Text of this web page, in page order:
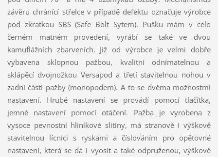
závěru chránící střelce v případě defektu označuje výrobce
pod zkratkou SBS (Safe Bolt Sytem). Pušku mám v celo
černém matném provedení, vyrábí se také ve dvou
kamuflážních zbarveních. Již od výrobce je velmi dobře
vybavena sklopnou pažbou, kvalitní odnímatelnou a
sklápěcí dvojnožkou Versapod a třetí stavitelnou nohou v
zadní části pažby (monopodem). A to se dvěma možnostmi
nastavení. Hrubé nastavení se provádí pomocí tlačítka,
jemné nastavení pomocí otáčení. Pažba je vyrobena z
vysoce pevnostní hliníkové slitiny, má stranově i výškově
stavitelnou lícnici s ryskami a číslováním pro opětovné
nastavení, která se dá i vyosit a také odpruženou, výškově